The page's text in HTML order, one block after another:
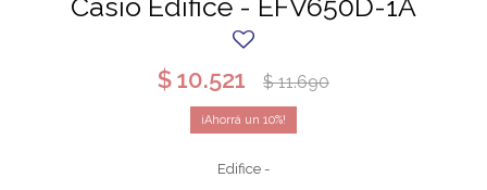
Casio Edifice - EFV650D-1A
$10.521 $ 11.690
10
Edifice -